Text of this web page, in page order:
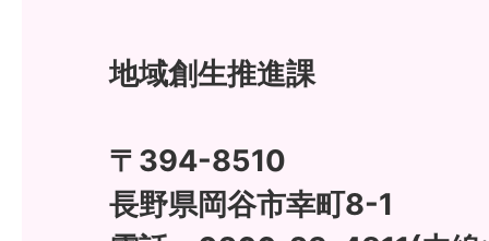
地域創生推進課
〒394-8510
長野県岡谷市幸町8-1